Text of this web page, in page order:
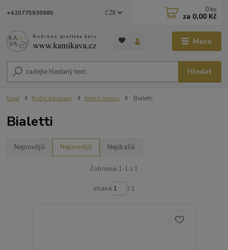
Menu
CZK
Hledat
+420775930985 0 ks
za 0,00 Kč
Úvod Ruční kávovary french pressy Bialetti
Bialetti
Nejnovější Nejlevnější Nejdražší
Zobrazuji 1-1 z 1
strana z 1